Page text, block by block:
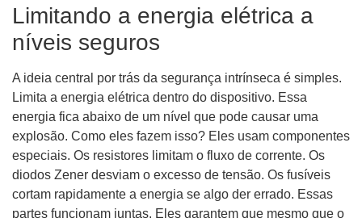
Limitando a energia elétrica a
níveis seguros
A ideia central por trás da segurança intrínseca é simples.
Limita a energia elétrica dentro do dispositivo. Essa
energia fica abaixo de um nível que pode causar uma
explosão. Como eles fazem isso? Eles usam componentes
especiais. Os resistores limitam o fluxo de corrente. Os
diodos Zener desviam o excesso de tensão. Os fusíveis
cortam rapidamente a energia se algo der errado. Essas
partes funcionam juntas. Eles garantem que mesmo que o